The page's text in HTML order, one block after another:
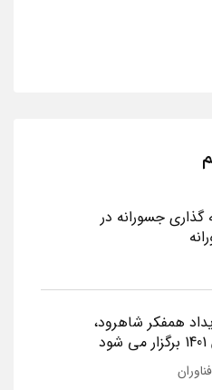
گذاری جسورانه در
همفکر شاهرود،